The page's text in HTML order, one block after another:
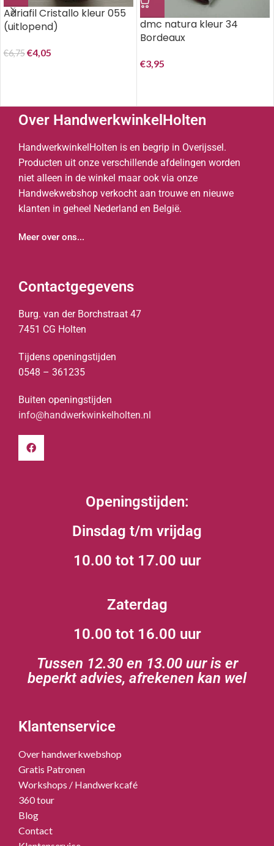
Adriafil Cristallo kleur 055
(uitlopend)
€6,75€4,05
dmc natura kleur 34
Bordeaux
€3,95
Over HandwerkwinkelHolten
HandwerkwinkelHolten is en begrip in Overijssel.
Producten uit onze verschillende afdelingen worden
niet alleen in de winkel maar ook via onze
Handwekwebshop verkocht aan trouwe en nieuwe
klanten in geheel Nederland en België.
Meer over ons...
Contactgegevens
Burg. van der Borchstraat 47
7451 CG Holten
Tijdens openingstijden
0548 – 361235
Buiten openingstijden
info@handwerkwinkelholten.nl
Openingstijden:
Dinsdag t/m vrijdag
10.00 tot 17.00 uur
Zaterdag
10.00 tot 16.00 uur
Tussen 12.30 en 13.00 uur is er
beperkt advies, afrekenen kan wel
Klantenservice
Over handwerkwebshop
Gratis Patronen
Workshops / Handwerkcafé
360 tour
Blog
Contact